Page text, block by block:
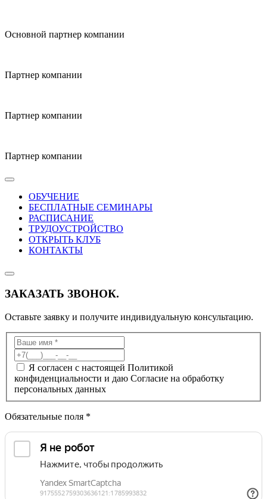
Основной партнер компании
Партнер компании
Партнер компании
Партнер компании
ОБУЧЕНИЕ
БЕСПЛАТНЫЕ СЕМИНАРЫ
РАСПИСАНИЕ
ТРУДОУСТРОЙСТВО
ОТКРЫТЬ КЛУБ
КОНТАКТЫ
ЗАКАЗАТЬ ЗВОНОК.
Оставьте заявку и получите индивидуальную консультацию.
Я согласен с настоящей Политикой
конфиденциальности и даю Согласие на обработку
персональных данных
Обязательные поля *